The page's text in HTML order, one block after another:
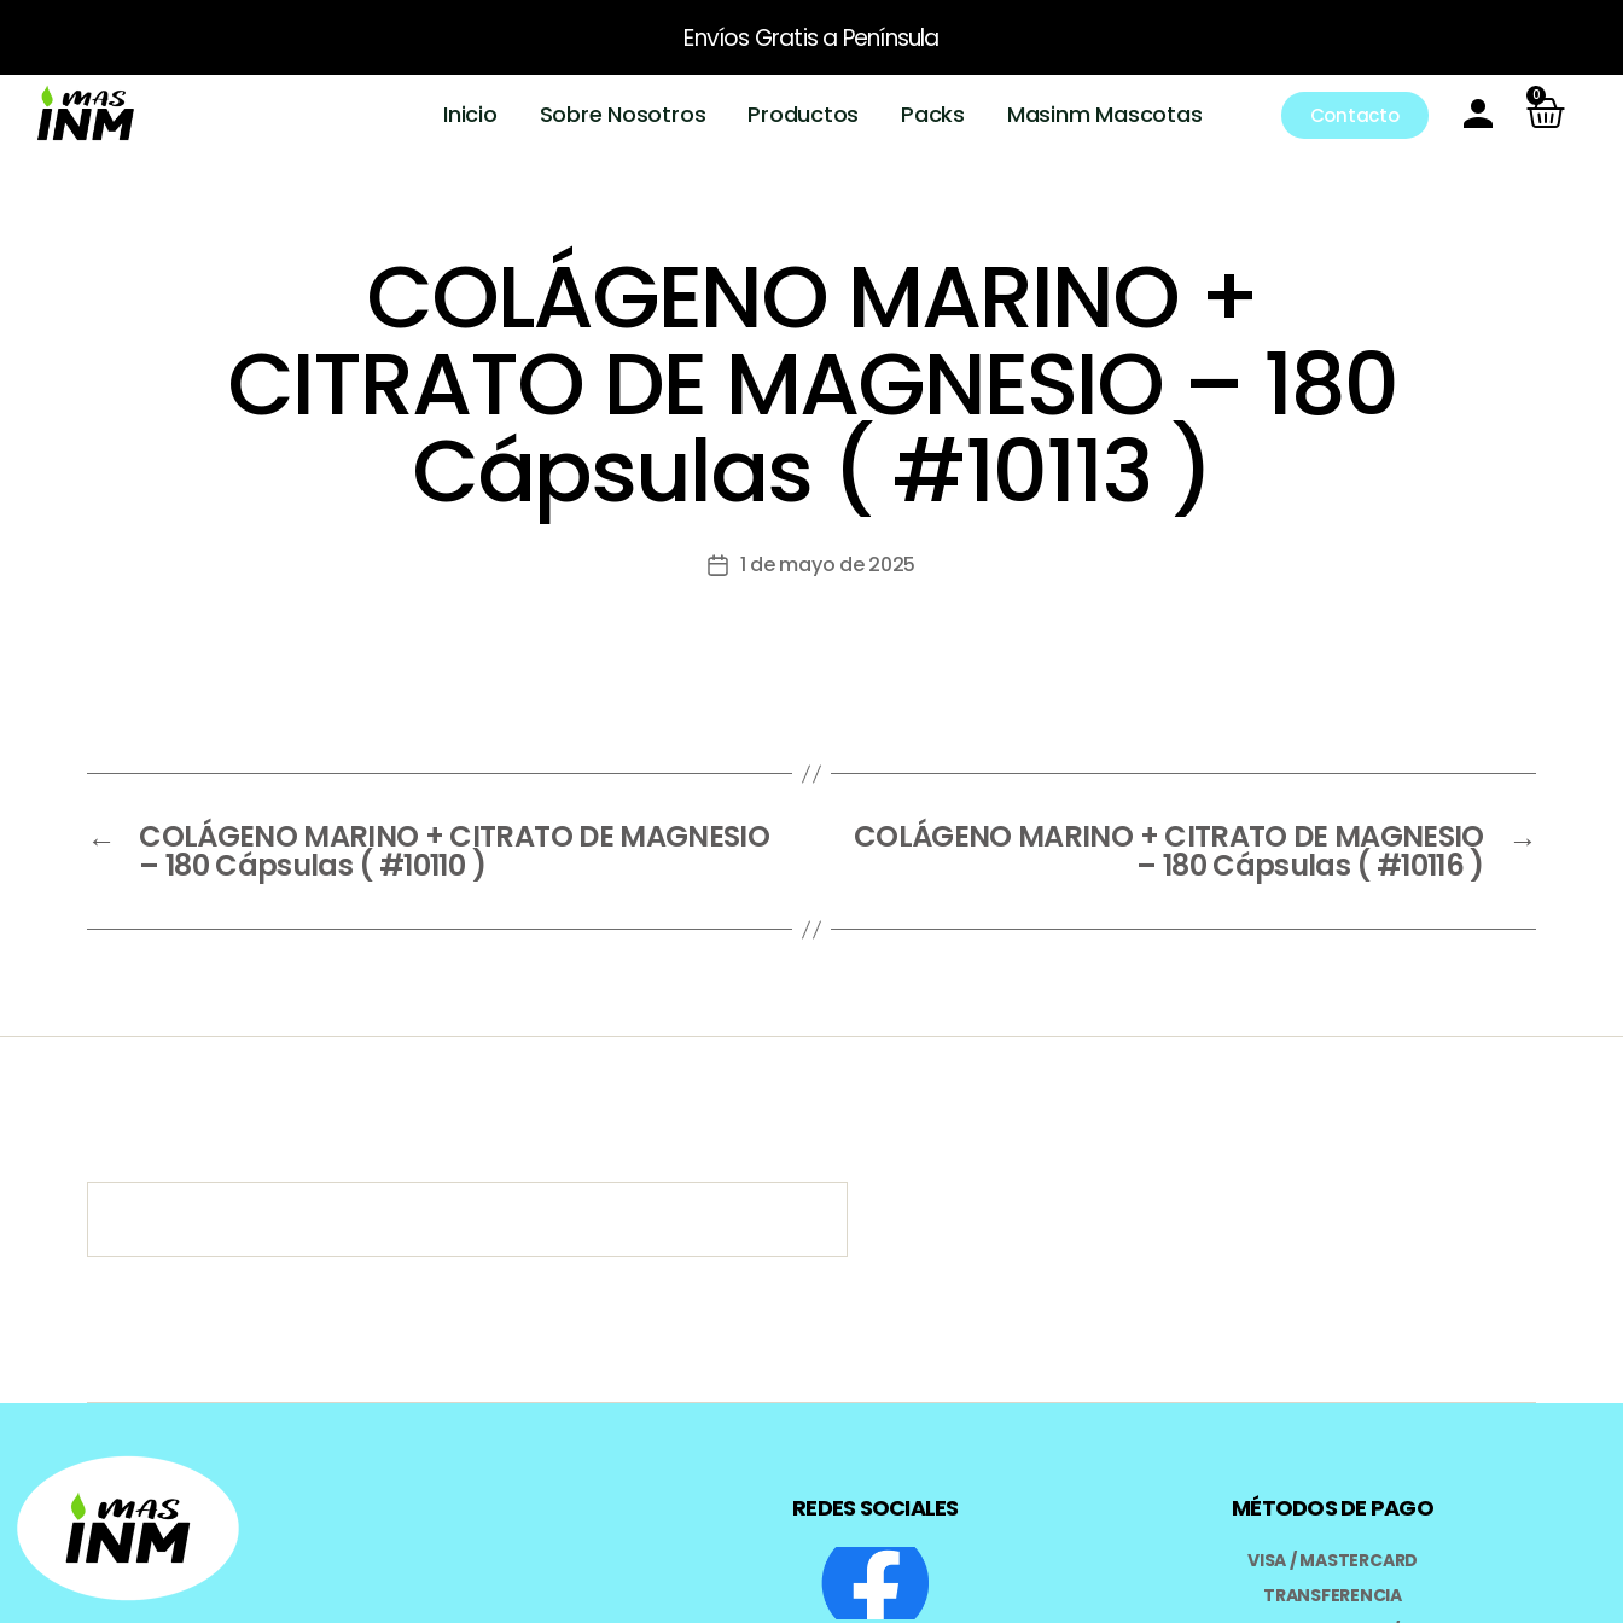
Envíos Gratisa Península
Inicio Sobre Nosotros Productos Packs Masinm Mascotas Contacto
0
COLÁGENO MARINO +
CITRATO DE MAGNESIO – 180
Cápsulas ( #10113 )
1 de mayo de 2025
← COLÁGENO MARINO + CITRATO DE MAGNESIO
– 180 Cápsulas ( #10110 )
→
COLÁGENO MARINO + CITRATO DE MAGNESIO
– 180 Cápsulas ( #10116 )
REDES SOCIALES MÉTODOS DE PAGO
VISA / MASTERCARD
TRANSFERENCIA